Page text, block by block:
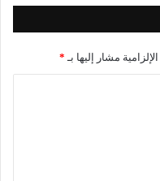
مشار إليها بـ *